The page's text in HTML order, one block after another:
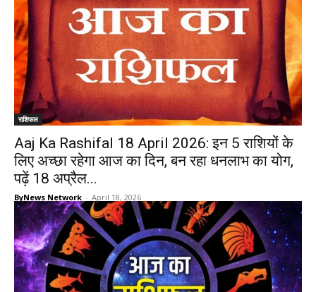
राशिफल
Aaj Ka Rashifal 18 April 2026: इन 5 राशियों के
लिए अच्छा रहेगा आज का दिन, बन रहा धनलाभ का योग,
पढ़ें 18 अप्रैल...
ByNews Network - April 18, 2026